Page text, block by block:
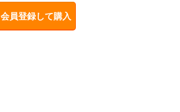
会員登録して購入